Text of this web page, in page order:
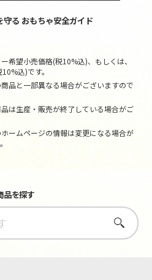
守る おもちゃ安全ガイド
希望小売価格(税10%込)、もしくは、
込)です。
品と一部異なる場合がございますので
は生産・販売が終了している場合がご
ームページの情報は変更になる場合が
品を探す
さがす